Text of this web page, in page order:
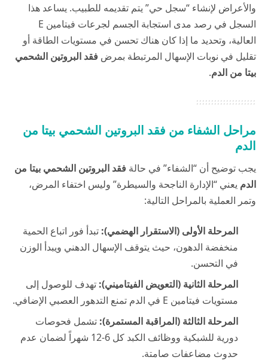
والأعراض لإنشاء “سجل حي” يتم تقديمه للطبيب. يساعد هذا
السجل في رصد مدى استجابة الجسم لجرعات فيتامين E
العالية، وتحديد ما إذا كان هناك تحسن في مستويات الطاقة أو
تقليل في نوبات الإسهال المرتبطة بمرض فقد البروتين الشحمي
بيتا من الدم.
مراحل الشفاء من فقد البروتين الشحمي بيتا من
الدم
يجب توضيح أن “الشفاء” في حالة فقد البروتين الشحمي بيتا من
الدم يعني “الإدارة الناجحة والسيطرة” وليس اختفاء المرض،
وتمر العملية بالمراحل التالية:
المرحلة الأولى (الاستقرار الهضمي): تبدأ فور اتباع الحمية
منخفضة الدهون، حيث يتوقف الإسهال الدهني ويبدأ الوزن
في التحسن.
المرحلة الثانية (التعويض الفيتاميني): تهدف للوصول إلى
مستويات فيتامين E في الدم تمنع التدهور العصبي الإضافي.
المرحلة الثالثة (المراقبة المستمرة): تشمل فحوصات
دورية للشبكية ووظائف الكبد كل 6-12 شهراً لضمان عدم
حدوث مضاعفات صامتة.